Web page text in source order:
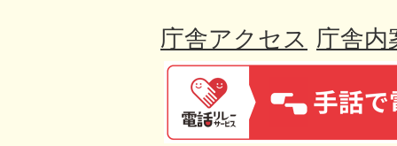
庁舎アクセス 庁舎内